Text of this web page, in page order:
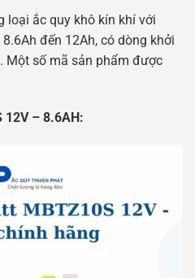
loại ắc quy khô kín khí với
đến 12Ah, có dòng khởi
Một số mã sản phẩm được
12V – 8.6AH: